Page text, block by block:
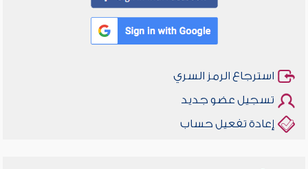
استرجاع الرمز السري
تسجيل عضو جديد
إعادة تفعيل حساب